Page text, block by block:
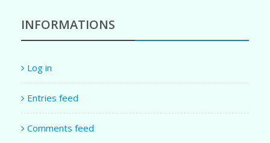
INFORMATIONS
Log in
Entries feed
Comments feed